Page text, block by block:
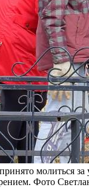
молиться
Фото